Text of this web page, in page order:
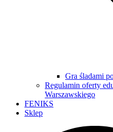
Gra śladami
Regulamin oferty
Warszawskiego
FENIKS
Sklep